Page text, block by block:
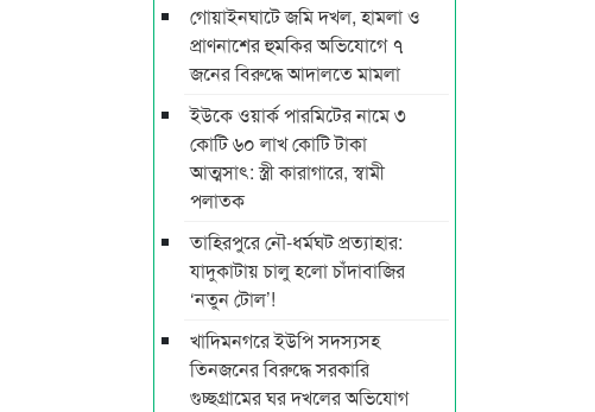
গোয়াইনঘাটে জমি দখল, হামলা ও
প্রাণনাশের হুমকির অভিযোগে ৭
জনের বিরুদ্ধে আদালতে মামলা
ইউকে ওয়ার্ক পারমিটের নামে ৩
কোটি ৬০ লাখ কোটি টাকা
আত্মসাৎ: স্ত্রী কারাগারে, স্বামী
পলাতক
তাহিরপুরে নৌ-ধর্মঘট প্রত্যাহার:
যাদুকাটায় চালু হলো চাঁদাবাজির
‘নতুন টোল’!
খাদিমনগরে ইউপি সদস্যসহ
তিনজনের বিরুদ্ধে সরকারি
গুচ্ছগ্রামের ঘর দখলের অভিযোগ